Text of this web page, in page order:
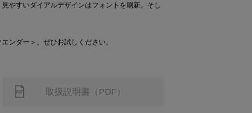
やすいダイアルデザインはフォントを刷新。そし
ンダー＞、ぜひお試しください。
取扱説明書（PDF）